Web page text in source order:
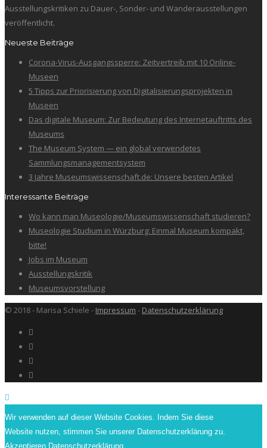
Ausstellungskritiken zu Dauer-, Sonder- und Wanderausstellungen
veröffentlicht.
Neueste Beiträge
Corona-Virus-Ausgangssperre: Zeitvertreib mit 10 Online-
Museen
5 Tipps zur Priorisierung von Digitalisierungsprojekten in
Museen
Das digitale Museum: Zur Bedeutung des Internetauftritts des
Museums
The Museum System — ein global verwendetes
Sammlungsmanagementsystem
3 Jahre Museumswissenschaft.de: Unsere besten Artikel
Interessante Beiträge
Wo kann man Museologie/Museumswissenschaft studieren?
Museologie Studium in Würzburg: Einmal Museum kompakt,
bitte!
Jobs im Museum
Ausstellungskritik
Museumsvorstellung
© 2018 - Marisa Schiele - Impressum - Datenschutzerklärung
Wir verwenden auf dieser Website Cookies. Indem Sie diese
Website nutzen, stimmen Sie unserer Datenschutzerklärung zu.
Akzeptieren Datenschutzerklärung